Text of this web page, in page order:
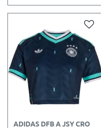
ADIDAS DFB A JSY CRO